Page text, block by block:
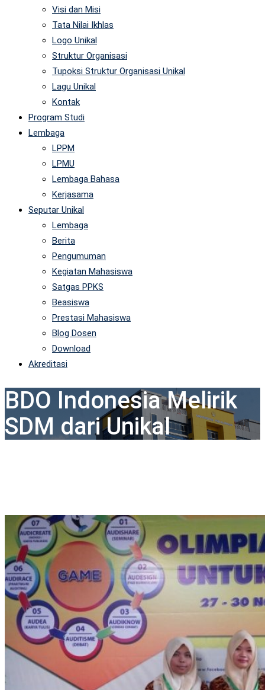
Visi dan Misi
Tata Nilai Ikhlas
Logo Unikal
Struktur Organisasi
Tupoksi Struktur Organisasi Unikal
Lagu Unikal
Kontak
Program Studi
Lembaga
LPPM
LPMU
Lembaga Bahasa
Kerjasama
Seputar Unikal
Lembaga
Berita
Pengumuman
Kegiatan Mahasiswa
Satgas PPKS
Beasiswa
Prestasi Mahasiswa
Blog Dosen
Download
Akreditasi
BDO Indonesia Melirik
SDM dari Unikal